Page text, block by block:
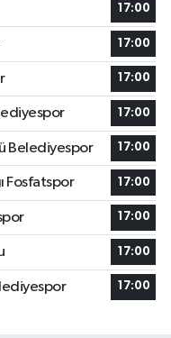
17:00
17:00
17:00
17:00
Belediyespor 17:00
Fosfatspor 17:00
17:00
17:00
17:00